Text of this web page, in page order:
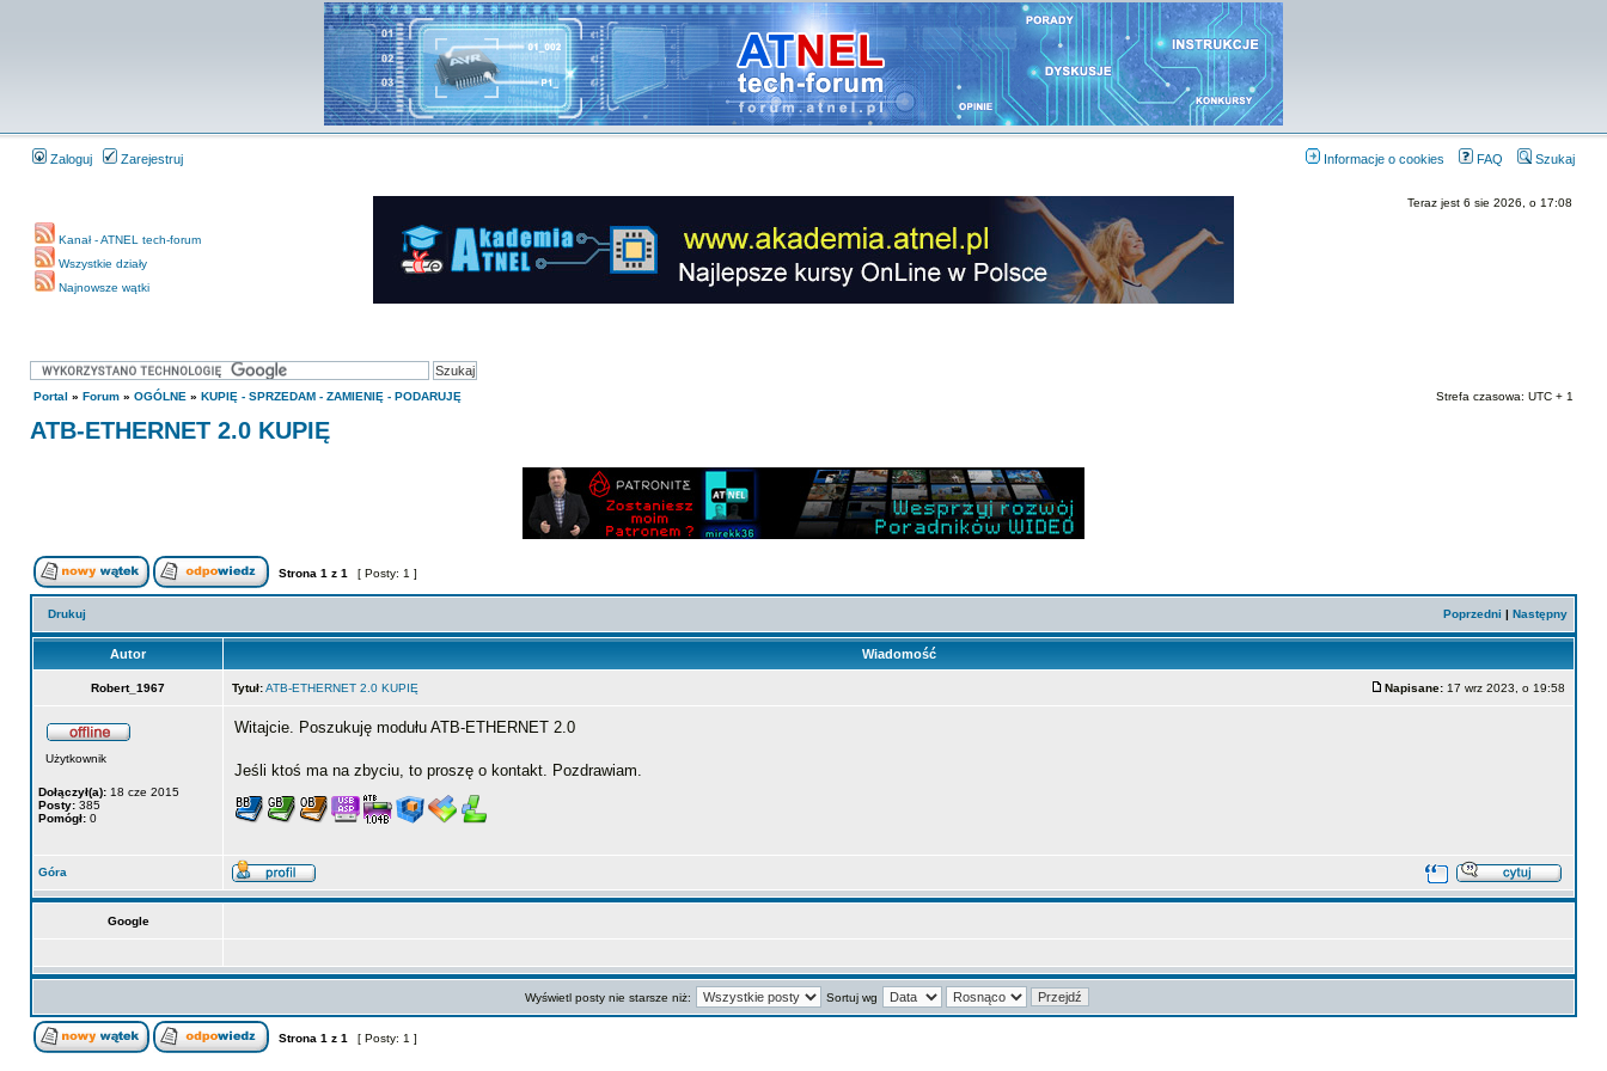
Zaloguj Zarejestruj Informacje o cookies FAQ Szukaj
Kanał - ATNEL tech-forum
Wszystkie działy
Najnowsze wątki
Teraz jest 6 sie 2026, o 17:08
Portal » Forum » OGÓLNE » KUPIĘ - SPRZEDAM - ZAMIENIĘ - PODARUJĘ Strefa czasowa: UTC + 1
ATB-ETHERNET 2.0 KUPIĘ
Strona 1 z 1 [ Posty: 1 ]
Drukuj Poprzedni | Następny
Autor Wiadomość
Robert_1967 Tytuł:ATB-ETHERNET 2.0 KUPIĘ Napisane: 17 wrz 2023, o 19:58
Użytkownik
Dołączył(a): 18 cze 2015
Posty: 385
Pomógł: 0
Witajcie. Poszukuję modułu ATB-ETHERNET 2.0
Jeśli ktoś ma na zbyciu, to proszę o kontakt. Pozdrawiam.
Góra
Google
Wyświetl posty nie starsze niż: Sortuj wg
Strona 1 z 1 [ Posty: 1 ]